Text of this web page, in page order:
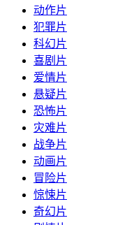
动作片
犯罪片
科幻片
喜剧片
爱情片
悬疑片
恐怖片
灾难片
战争片
动画片
冒险片
惊悚片
奇幻片